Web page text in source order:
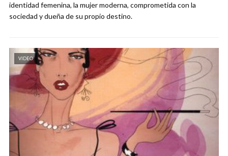
identidad femenina, la mujer moderna, comprometida con la
sociedad y dueña de su propio destino.
VIDEO